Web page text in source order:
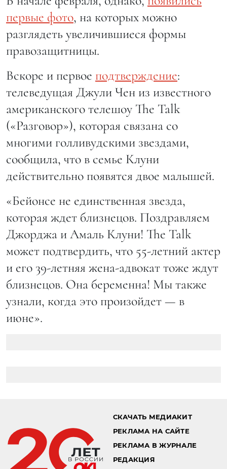
первые фото, на которых можно
разглядеть увеличившиеся формы
правозащитницы.
Вскоре и первое подтверждение:
телеведущая Джули Чен из известного
американского телешоу The Talk
(«Разговор»), которая связана со
многими голливудскими звездами,
сообщила, что в семье Клуни
действительно появятся двое малышей.
«Бейонсе не единственная звезда,
которая ждет близнецов. Поздравляем
Джорджа и Амаль Клуни! The Talk
может подтвердить, что 55-летний актер
и его 39-летняя жена-адвокат тоже ждут
близнецов. Она беременна! Мы также
узнали, когда это произойдет — в
июне».
СКАЧАТЬ МЕДИАКИТ
РЕКЛАМА НА САЙТЕ
РЕКЛАМА В ЖУРНАЛЕ
РЕДАКЦИЯ